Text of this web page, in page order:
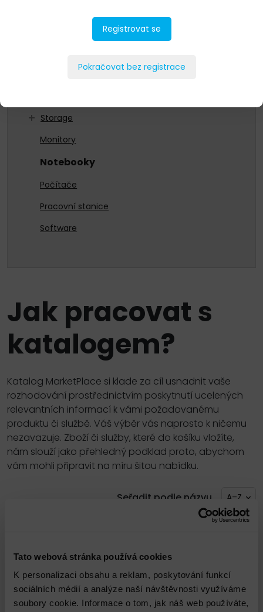
Tato webová stránka používá cookies
K personalizaci obsahu a reklam, poskytování funkcí
sociálních médií a analýze naší návštěvnosti využíváme
soubory cookie. Informace o tom, jak náš web používáte,
Storage
Monitory
Notebooky
Počítače
Pracovní stanice
Software
Jak pracovat s
katalogem?
Katalog MarketPlace si klade za cíl usnadnit vaše
rozhodování prostřednictvím poskytnutí ucelených
relevantních informací k vámi požadovanému
produktu či službě. Váš výběr vás naprosto k ničemu
nezavazuje. Zboží či služby, které do košíku vložíte,
nám slouží jako přehledný podklad proto, abychom
vám mohli připravit na míru šitou nabídku.
Seřadit podle názvu A–Z
Registrovat se
Pokračovat bez registrace